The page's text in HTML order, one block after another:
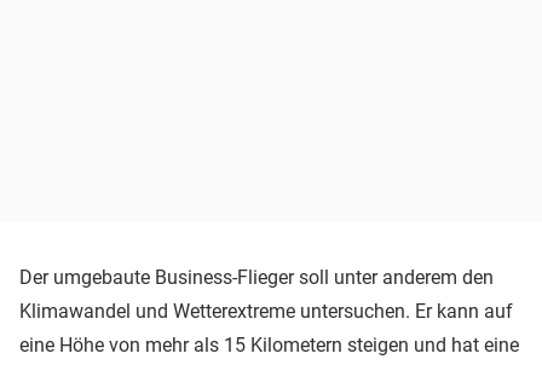
Der umgebaute Business-Flieger soll unter anderem den
Klimawandel und Wetterextreme untersuchen. Er kann auf
eine Höhe von mehr als 15 Kilometern steigen und hat eine